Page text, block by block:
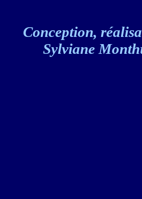
Conception,
Sylviane